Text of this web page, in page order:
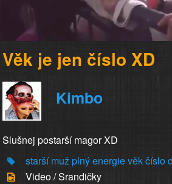
Věk je jen číslo XD
Kimbo
Slušnej postarší magor XD
starší mužplnýenergievěkčíslo
Video / Srandičky